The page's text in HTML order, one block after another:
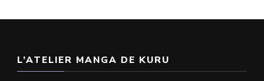
L’ATELIER MANGA DE KURU